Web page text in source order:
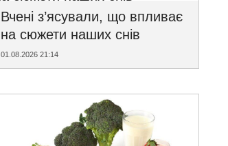
Вчені з’ясували, що впливає
на сюжети наших снів
01.08.2026 21:14